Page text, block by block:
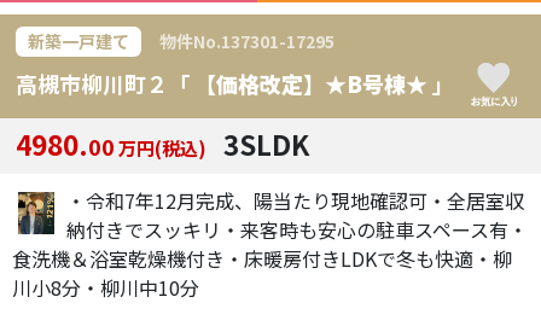
新築一戸建て 物件No.137301-17295
高槻市柳川町２ 「 【価格改定】★B号棟★ 」
4980.00 万円(税込) 3SLDK
・令和7年12月完成、陽当たり現地確認可・全居室収
納付きでスッキリ・来客時も安心の駐車スペース有・
食洗機＆浴室乾燥機付き・床暖房付きLDKで冬も快適・柳
川小8分・柳川中10分